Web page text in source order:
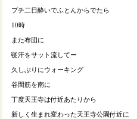
プチ二日酔いでふとんからでたら
10時
また布団に
寝汗をサット流してー
久しぶりにウォーキング
谷間筋を南に
丁度天王寺は付近あたりから
新しく生まれ変わった天王寺公園付近に